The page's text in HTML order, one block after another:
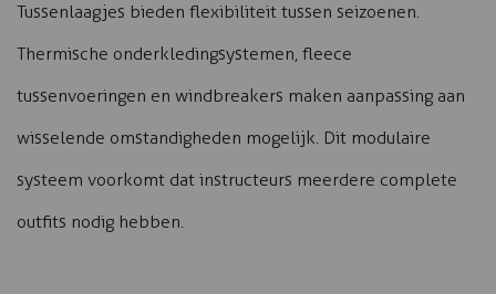
Tussenlaagjes bieden flexibiliteit tussen seizoenen.
Thermische onderkledingsystemen, fleece
tussenvoeringen en windbreakers maken aanpassing aan
wisselende omstandigheden mogelijk. Dit modulaire
systeem voorkomt dat instructeurs meerdere complete
outfits nodig hebben.